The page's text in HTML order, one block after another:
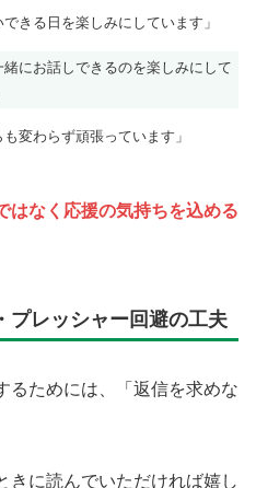
できる日を楽しみにしています」
緒にお話しできるのを楽しみにして
も変わらず頑張っています」
はなく応援の気持ちを込める
プレッシャー回避の工夫
るためには、「返信を求めな
きに読んでいただければ嬉し